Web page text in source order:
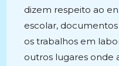
dizem respeito ao
escolar,
os trabalhos em
outros lugares onde